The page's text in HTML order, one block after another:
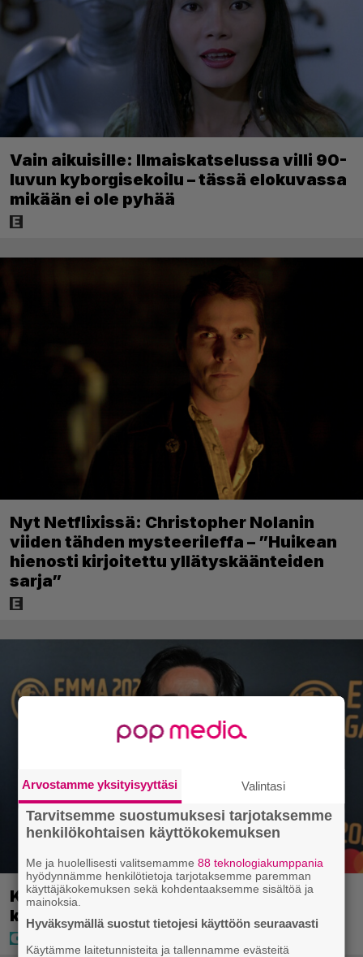
Vain aikuisille: Ilmaiskatselussa villi 90-
luvun kyborgisekoilu – tässä elokuvassa
mikään ei ole pyhää
Nyt Netflixissä: Christopher Nolanin
viiden tähden mysteerileffa – ”Huikean
hienosti kirjoitettu yllätyskäänteiden
sarja”
Kaija Koolta ikävä ilmoitus – Juha Tapio
kiirehti apuun
Arvostamme yksityisyyttäsi Valintasi
Tarvitsemme suostumuksesi tarjotaksemme
henkilökohtaisen käyttökokemuksen
Me ja huolellisesti valitsemamme88 teknologiakumppania
hyödynnämme henkilötietoja tarjotaksemme paremman
käyttäjäkokemuksen sekä kohdentaaksemme sisältöä ja
mainoksia.
Hyväksymällä suostut tietojesi käyttöön seuraavasti
Käytämme laitetunnisteita ja tallennamme evästeitä